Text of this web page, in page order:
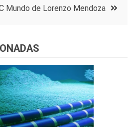
Mundo de Lorenzo Mendoza